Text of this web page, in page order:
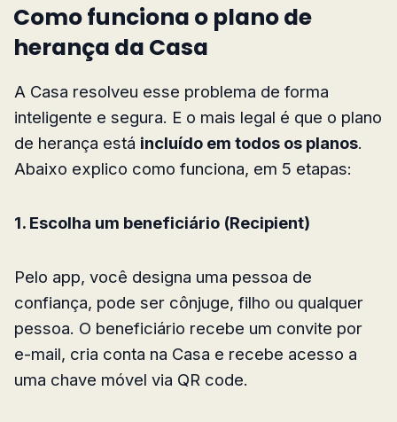
Como funciona o plano de
herança da Casa
A Casa resolveu esse problema de forma
inteligente e segura. E o mais legal é que o plano
de herança está incluído em todos os planos.
Abaixo explico como funciona, em 5 etapas:
1. Escolha um beneficiário (Recipient)
Pelo app, você designa uma pessoa de
confiança, pode ser cônjuge, filho ou qualquer
pessoa. O beneficiário recebe um convite por
e-mail, cria conta na Casa e recebe acesso a
uma chave móvel via QR code.